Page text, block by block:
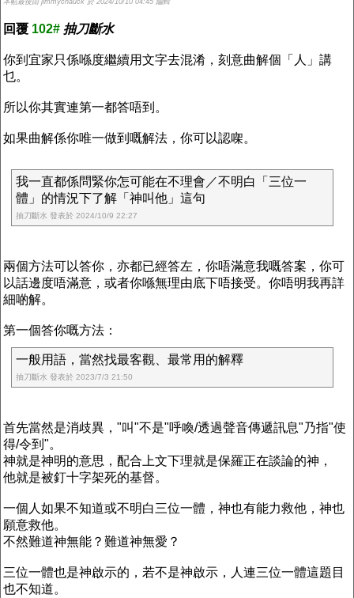
本帖最後由 jimmychauck 於 2024/10/10 04:45 編輯
回覆 102# 抽刀斷水
你到宜家只係喺度繼續用文字去混淆，刻意曲解個「人」講
乜。
所以你其實連第一都答唔到。
如果曲解係你唯一做到嘅解法，你可以認㗎。
我一直都係問緊你怎可能在不理會／不明白「三位一
體」的情況下了解「神叫他」這句
抽刀斷水 發表於 2024/10/9 22:27
兩個方法可以答你，亦都已經答左，你唔滿意我嘅答案，你可
以話邊度唔滿意，或者你喺無理由底下唔接受。你唔明我再詳
細啲解。
第一個答你嘅方法：
一般用語，當然找最客觀、最常用的解釋
抽刀斷水 發表於 2023/7/3 21:50
首先當然是消歧異，"叫"不是"呼喚/透過聲音傳遞訊息"乃指"使
得/令到"。
神就是神明的意思，配合上文下理就是保羅正在談論的神，
他就是被釘十字架死的基督。
一個人如果不知道或不明白三位一體，神也有能力救他，神也
願意救他。
不然難道神無能？難道神無愛？
三位一體也是神啟示的，若不是神啟示，人連三位一體這題目
也不知道。